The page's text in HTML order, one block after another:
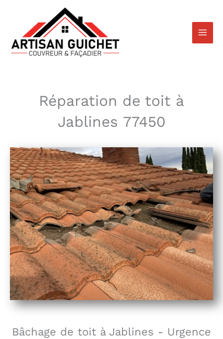
contenu
Réparation de toit à
Jablines 77450
Bâchage de toit à Jablines - Urgence